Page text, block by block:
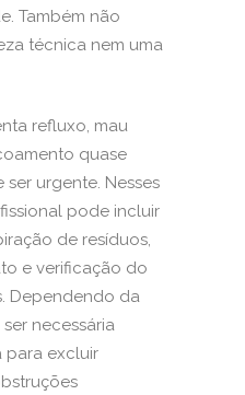
Também não
técnica nem uma
refluxo, mau
quase
urgente. Nesses
pode incluir
de resíduos,
e verificação do
Dependendo da
necessária
para excluir